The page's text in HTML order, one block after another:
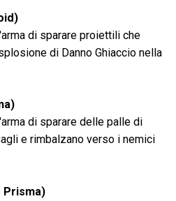
di sparare proiettili che
di Danno Ghiaccio nella
di sparare delle palle di
e rimbalzano verso i nemici
Prisma)